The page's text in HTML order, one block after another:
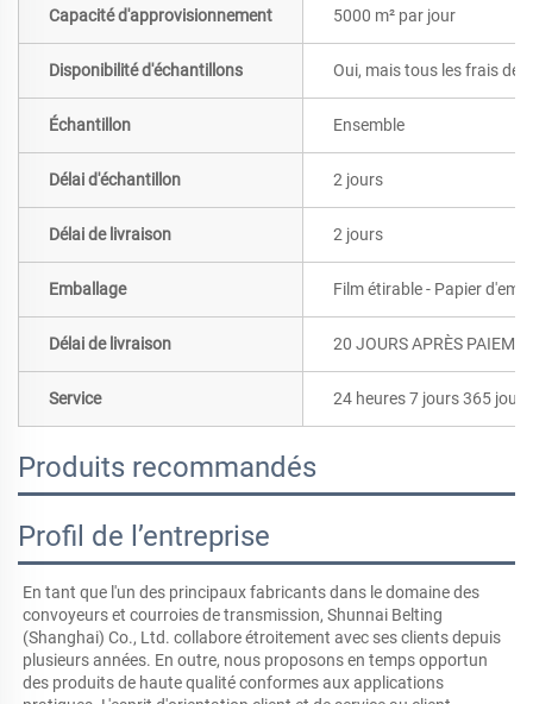
Capacité d'approvisionnement 5000 m² par jour
Disponibilité d'échantillons Oui, mais tous les frais de
Échantillon Ensemble
Délai d'échantillon 2 jours
Délai de livraison 2 jours
Emballage Film étirable - Papier
Délai de livraison 20 JOURS APRÈS
Service 24 heures 7 jours 365 jours
Produits recommandés
Profil de l’entreprise
En tant que l'un des principaux fabricants dans le domaine des
convoyeurs et courroies de transmission, Shunnai Belting
(Shanghai) Co., Ltd. collabore étroitement avec ses clients depuis
plusieurs années. En outre, nous proposons en temps opportun
des produits de haute qualité conformes aux applications